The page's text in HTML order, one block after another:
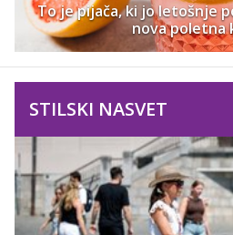
To je pijača, ki jo letošnje
nova poletna
STILSKI NASVET